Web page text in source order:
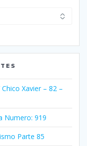
Xavier – 82 –
Numero: 919
Parte 85